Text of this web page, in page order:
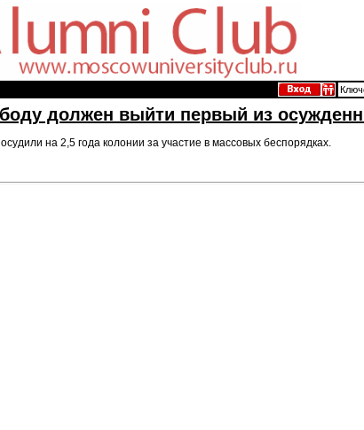
должен выйти первый из
на 2,5 года колонии за участие в массовых беспорядках.